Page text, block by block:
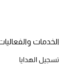
تسوقوا الحقائب
الخدمات
تسجيل الهدايا